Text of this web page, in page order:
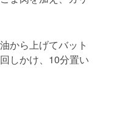
から上げてバット
しかけ、10分置い